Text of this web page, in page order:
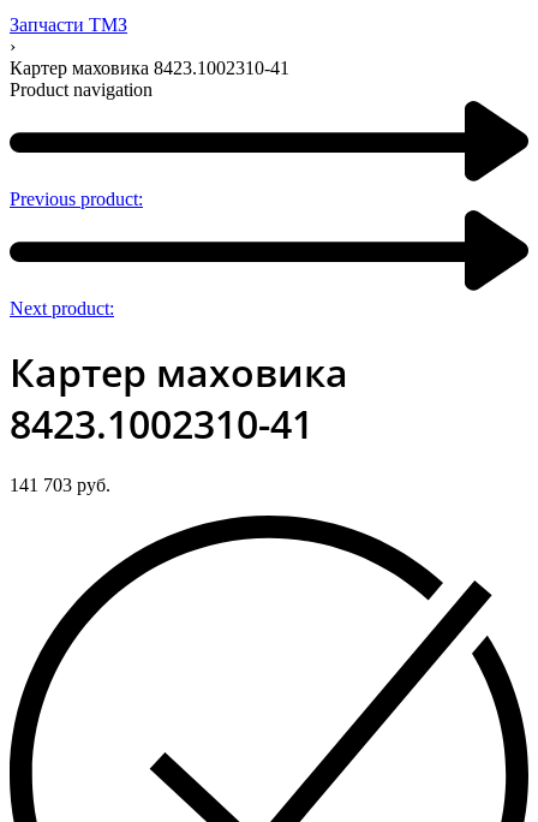
Запчасти ТМЗ
›
Картер маховика 8423.1002310-41
Product navigation
Previous product:
Next product:
Картер маховика
8423.1002310-41
141 703 руб.